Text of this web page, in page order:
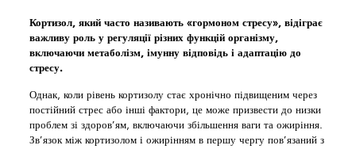
Кортизол, який часто називають «гормоном стресу», відіграє
важливу роль у регуляції різних функцій організму,
включаючи метаболізм, імунну відповідь і адаптацію до
стресу.
Однак, коли рівень кортизолу стає хронічно підвищеним через
постійний стрес або інші фактори, це може призвести до низки
проблем зі здоров’ям, включаючи збільшення ваги та ожиріння.
Зв’язок між кортизолом і ожирінням в першу чергу пов’язаний з